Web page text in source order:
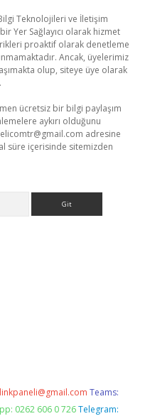
Teknolojileri ve İletişim
Yer Sağlayıcı olarak hizmet
proaktif olarak denetleme
Ancak, üyelerimiz
olup, siteye üye olarak
ücretsiz bir bilgi paylaşım
aykırı olduğunu
adresine
süre içerisinde sitemizden
Teams:
0262 606 0 726 Telegram: